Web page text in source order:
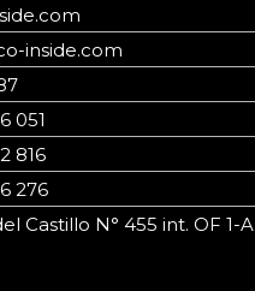
inside.com
051
816
276
Castillo N° 455 int. OF 1-A